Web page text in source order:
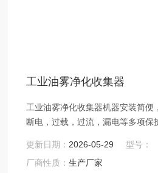
工业油雾净化收集器
工业油雾净化收集器机器安装简便
断电，过载，过流，漏电等多项保
更新日期： 2026-05-29
型号：
厂商性质：生产厂家